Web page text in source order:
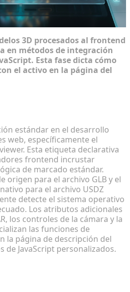
3D procesados al frontend
en métodos de integración
Esta fase dicta cómo
el activo en la página del
estándar en el desarrollo
web, específicamente el
Esta etiqueta declarativa
frontend incrustar
de marcado estándar.
origen para el archivo GLB y el
para el archivo USDZ
detecte el sistema operativo
Los atributos adicionales
los controles de la cámara y la
las funciones de
la página de descripción del
JavaScript personalizados.